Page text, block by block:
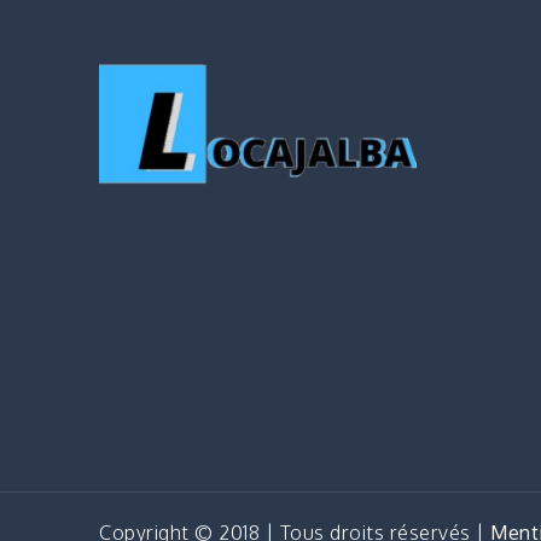
Copyright © 2018 | Tous droits réservés |